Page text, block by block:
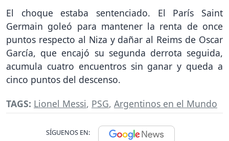
El choque estaba sentenciado. El París Saint
Germain goleó para mantener la renta de once
puntos respecto al Niza y dañar al Reims de Oscar
García, que encajó su segunda derrota seguida,
acumula cuatro encuentros sin ganar y queda a
cinco puntos del descenso.
TAGS: Lionel Messi, PSG, Argentinos en el Mundo
SÍGUENOS EN: